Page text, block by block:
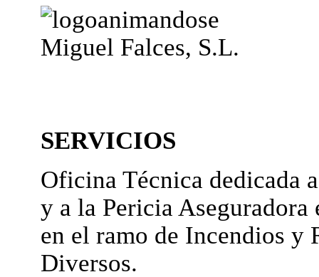
Miguel Falces, S.L.
SERVICIOS
Oficina Técnica dedicada
y a la Pericia Aseguradora
en el ramo de Incendios y
Diversos.